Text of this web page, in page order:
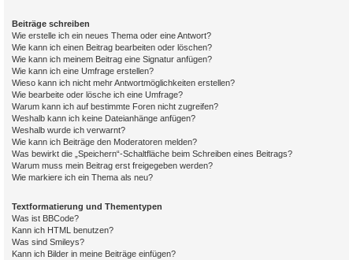
Beiträge schreiben
Wie erstelle ich ein neues Thema oder eine Antwort?
Wie kann ich einen Beitrag bearbeiten oder löschen?
Wie kann ich meinem Beitrag eine Signatur anfügen?
Wie kann ich eine Umfrage erstellen?
Wieso kann ich nicht mehr Antwortmöglichkeiten erstellen?
Wie bearbeite oder lösche ich eine Umfrage?
Warum kann ich auf bestimmte Foren nicht zugreifen?
Weshalb kann ich keine Dateianhänge anfügen?
Weshalb wurde ich verwarnt?
Wie kann ich Beiträge den Moderatoren melden?
Was bewirkt die „Speichern“-Schaltfläche beim Schreiben eines Beitrags?
Warum muss mein Beitrag erst freigegeben werden?
Wie markiere ich ein Thema als neu?
Textformatierung und Thementypen
Was ist BBCode?
Kann ich HTML benutzen?
Was sind Smileys?
Kann ich Bilder in meine Beiträge einfügen?